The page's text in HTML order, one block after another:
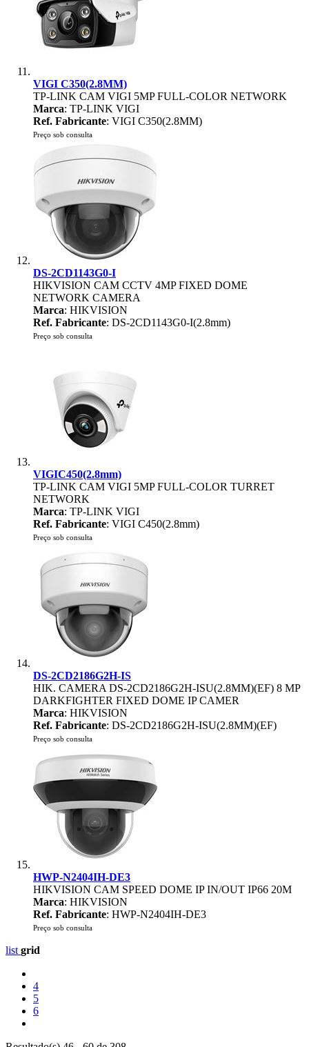
VIGI C350(2.8MM)
TP-LINK CAM VIGI 5MP FULL-COLOR NETWORK
Marca: TP-LINK VIGI
Ref. Fabricante: VIGI C350(2.8MM)
Preço sob consulta
DS-2CD1143G0-I
HIKVISION CAM CCTV 4MP FIXED DOME
NETWORK CAMERA
Marca: HIKVISION
Ref. Fabricante: DS-2CD1143G0-I(2.8mm)
Preço sob consulta
VIGIC450(2.8mm)
TP-LINK CAM VIGI 5MP FULL-COLOR TURRET
NETWORK
Marca: TP-LINK VIGI
Ref. Fabricante: VIGI C450(2.8mm)
Preço sob consulta
DS-2CD2186G2H-IS
HIK. CAMERA DS-2CD2186G2H-ISU(2.8MM)(EF) 8 MP
DARKFIGHTER FIXED DOME IP CAMER
Marca: HIKVISION
Ref. Fabricante: DS-2CD2186G2H-ISU(2.8MM)(EF)
Preço sob consulta
HWP-N2404IH-DE3
HIKVISION CAM SPEED DOME IP IN/OUT IP66 20M
Marca: HIKVISION
Ref. Fabricante: HWP-N2404IH-DE3
Preço sob consulta
list grid
4
5
6